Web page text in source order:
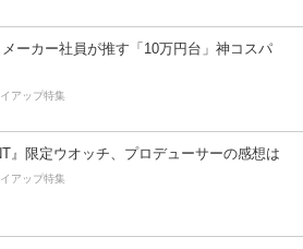
メーカー社員が推す「10万円台」神コスパ
アップ特集
』限定ウオッチ、プロデューサーの感想は
アップ特集